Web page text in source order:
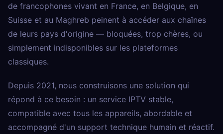
de francophones vivant en France, en Belgique, en
Suisse et au Maghreb peinent à accéder aux chaînes
de leurs pays d'origine — bloquées, trop chères, ou
simplement indisponibles sur les plateformes
classiques.
Depuis 2021, nous construisons une solution qui
répond à ce besoin : un service IPTV stable,
compatible avec tous les appareils, abordable et
accompagné d'un support technique humain et réactif.